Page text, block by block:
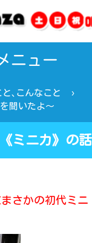
ニュー
､こんなこと
を聞いたよ～
ミニカ》の話
さかの初代ミニ